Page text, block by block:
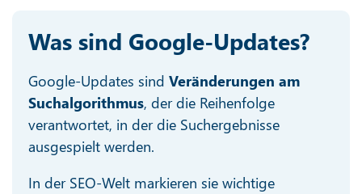
Was sind Google-Updates?
Google-Updates sind Veränderungen am
Suchalgorithmus, der die Reihenfolge
verantwortet, in der die Suchergebnisse
ausgespielt werden.
In der SEO-Welt markieren sie wichtige